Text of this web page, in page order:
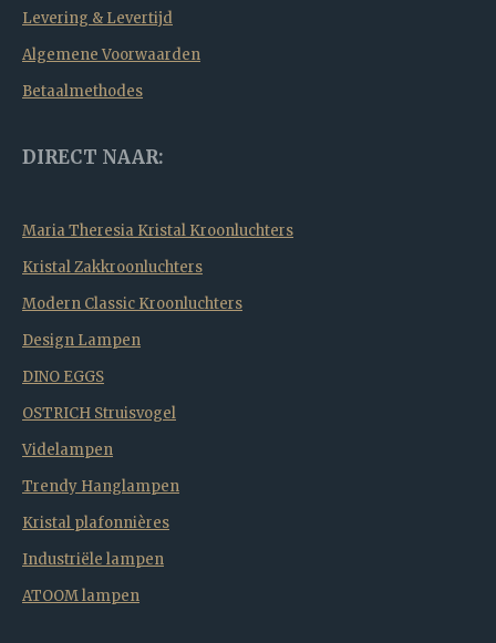
Levering & Levertijd
Algemene Voorwaarden
Betaalmethodes
DIRECT NAAR:
Maria Theresia Kristal Kroonluchters
Kristal Zakkroonluchters
Modern Classic Kroonluchters
Design Lampen
DINO EGGS
OSTRICH Struisvogel
Videlampen
Trendy Hanglampen
Kristal plafonnières
Industriële lampen
ATOOM lampen